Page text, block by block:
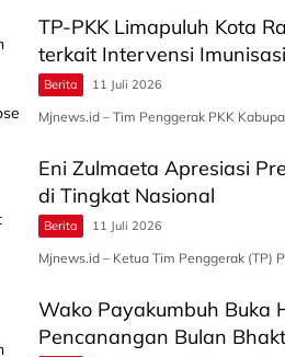
TP-PKK Limapuluh Kota
terkait Intervensi
Berita 11 Juli 2026
Mjnews.id – Tim Penggerak PKK
Eni Zulmaeta Apresiasi
di Tingkat Nasional
Berita 11 Juli 2026
Mjnews.id – Ketua Tim Penggerak (TP)
Wako Payakumbuh Buka
Pencanangan Bulan